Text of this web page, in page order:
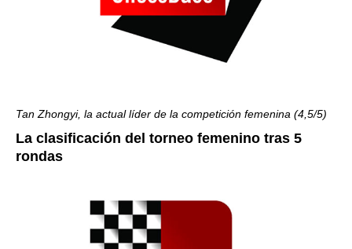
Tan Zhongyi, la actual líder de la competición femenina (4,5/5)
La clasificación del torneo femenino tras 5
rondas